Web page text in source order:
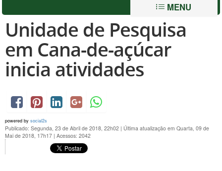
MENU
Unidade de Pesquisa
em Cana-de-açúcar
inicia atividades
powered by social2s
Publicado: Segunda, 23 de Abril de 2018, 22h02 | Última atualização em Quarta, 09 de
Mai de 2018, 17h17 | Acessos: 2042